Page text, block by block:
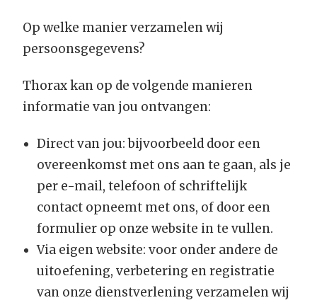
Op welke manier verzamelen wij
persoonsgegevens?
Thorax kan op de volgende manieren
informatie van jou ontvangen:
Direct van jou: bijvoorbeeld door een
overeenkomst met ons aan te gaan, als je
per e-mail, telefoon of schriftelijk
contact opneemt met ons, of door een
formulier op onze website in te vullen.
Via eigen website: voor onder andere de
uitoefening, verbetering en registratie
van onze dienstverlening verzamelen wij